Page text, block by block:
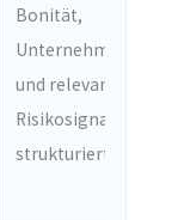
Bonität,
und relevante
Risikosignale
strukturiert prüfen